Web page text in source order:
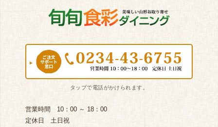
営業時間 10：00 ～ 18：00
定休日 土日祝